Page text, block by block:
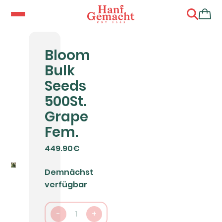
Bloom
Bulk
Seeds
500St.
Grape
Fem.
449.90€
Demnächst
verfügbar
- 1 +